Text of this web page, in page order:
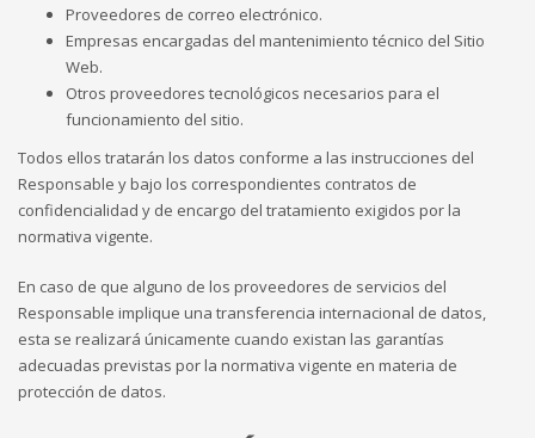
Proveedores de correo electrónico.
Empresas encargadas del mantenimiento técnico del Sitio
Web.
Otros proveedores tecnológicos necesarios para el
funcionamiento del sitio.
Todos ellos tratarán los datos conforme a las instrucciones del
Responsable y bajo los correspondientes contratos de
confidencialidad y de encargo del tratamiento exigidos por la
normativa vigente.
En caso de que alguno de los proveedores de servicios del
Responsable implique una transferencia internacional de datos,
esta se realizará únicamente cuando existan las garantías
adecuadas previstas por la normativa vigente en materia de
protección de datos.